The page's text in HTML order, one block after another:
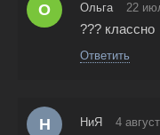
О Ольга 22
??? классно
Ответить
Н НиЯ 4